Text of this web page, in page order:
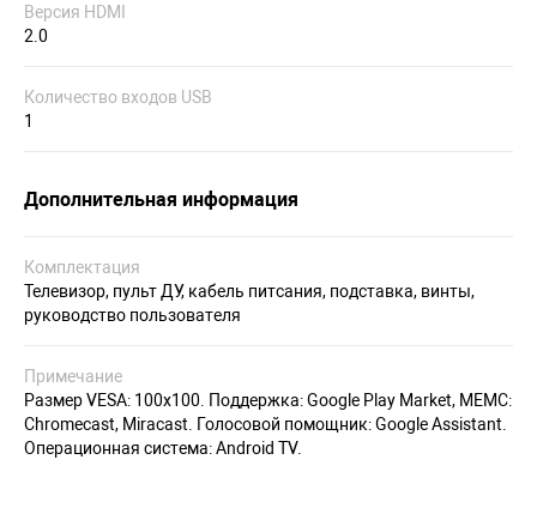
Версия HDMI
2.0
Количество входов USB
1
Дополнительная информация
Комплектация
Телевизор, пульт ДУ, кабель питсания, подставка, винты,
руководство пользователя
Примечание
Размер VESA: 100x100. Поддержка: Google Play Market, MEMC:
Chromecast, Miracast. Голосовой помощник: Google Assistant.
Операционная система: Android TV.